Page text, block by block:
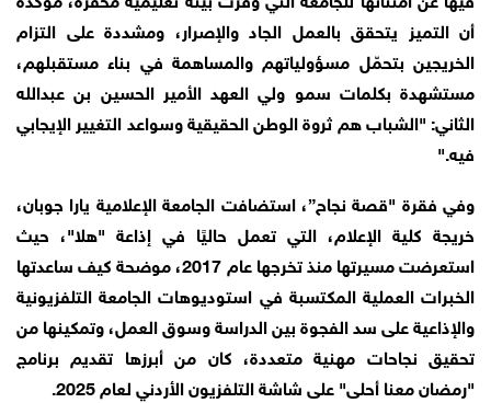
أن التميز يتحقق بالعمل الجاد والإصرار، ومشددة على التزام
الخريجين بتحمّل مسؤولياتهم والمساهمة في بناء مستقبلهم،
مستشهدة بكلمات سمو ولي العهد الأمير الحسين بن عبدالله
الثاني: "الشباب هم ثروة الوطن الحقيقية وسواعد التغيير الإيجابي
فيه."
وفي فقرة "قصة نجاح”، استضافت الجامعة الإعلامية يارا جوبان،
خريجة كلية الإعلام، التي تعمل حاليًا في إذاعة "هلا"، حيث
استعرضت مسيرتها منذ تخرجها عام 2017، موضحة كيف ساعدتها
الخبرات العملية المكتسبة في استوديوهات الجامعة التلفزيونية
والإذاعية على سد الفجوة بين الدراسة وسوق العمل، وتمكينها من
تحقيق نجاحات مهنية متعددة، كان من أبرزها تقديم برنامج
"رمضان معنا أحلى" على شاشة التلفزيون الأردني لعام 2025.